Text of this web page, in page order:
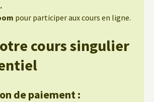
pour participer aux cours en ligne.
cours singulier
de paiement :